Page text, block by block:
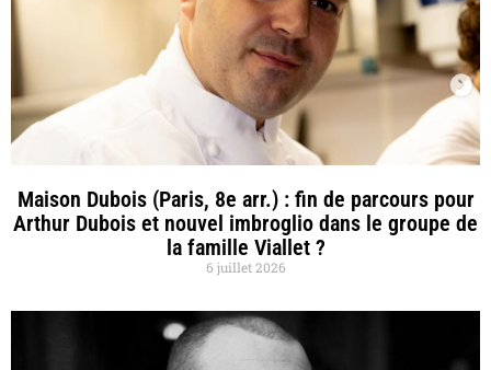
Maison Dubois (Paris, 8e arr.) : fin de parcours pour
Arthur Dubois et nouvel imbroglio dans le groupe de
la famille Viallet ?
6 juillet 2026